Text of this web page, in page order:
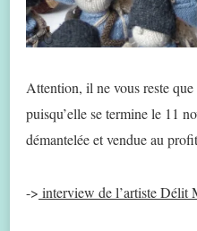
Attention, il ne vous reste
puisqu’elle se termine le 11
démantelée et vendue au
-> interview de l’artiste Délit